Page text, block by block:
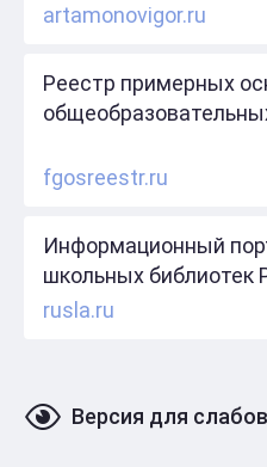
artamonovigor.ru
Реестр примерных
fgosreestr.ru
Информационный
школьных библиотек
rusla.ru
Версия для